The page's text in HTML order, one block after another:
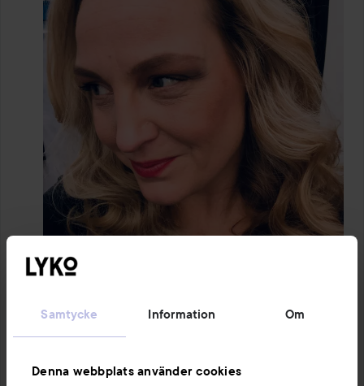
Samtycke Information Om
Denna webbplats använder cookies